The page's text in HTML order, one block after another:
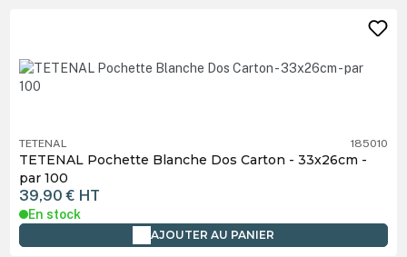
TETENAL 185010
TETENAL Pochette Blanche Dos Carton - 33x26cm -
par 100
39,90 € HT
En stock
AJOUTER AU PANIER